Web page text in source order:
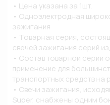
• Цена указана за 1шт.
• Одноэлектродная
зажигания
• Товарная серия,
свечей зажигания серий
• Состав товарной серии
применение для
транспортных средств на
• Свечи зажигания,
Super, снабжены одним